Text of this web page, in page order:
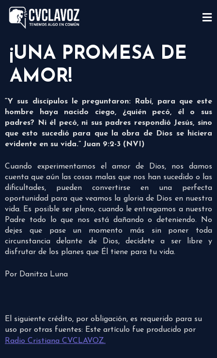
¡UNA PROMESA DE
AMOR!
“Y sus discípulos le preguntaron: Rabí, para que este
hombre haya nacido ciego, ¿quién pecó, él o sus
padres? Ni él pecó, ni sus padres respondió Jesús, sino
que esto sucedió para que la obra de Dios se hiciera
evidente en su vida.” Juan 9:2-3 (NVI)
Cuando experimentamos el amor de Dios, nos damos
cuenta que aún las cosas malas que nos han sucedido o las
dificultades, pueden convertirse en una perfecta
oportunidad para que veamos la gloria de Dios en nuestra
vida. Es posible ser pleno, cuando le entregamos a nuestro
Padre todo lo que nos está dañando o deteniendo. No
dejes que pase un momento más sin poner toda
circunstancia delante de Dios, decídete a ser libre y
disfrutar de los planes que Él tiene para tu vida.
Por Danitza Luna
El siguiente crédito, por obligación, es requerido para su
uso por otras fuentes: Este artículo fue producido por
Radio Cristiana CVCLAVOZ.